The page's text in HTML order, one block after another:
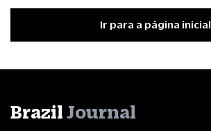
Ir para a página inicial
Brazil Journal